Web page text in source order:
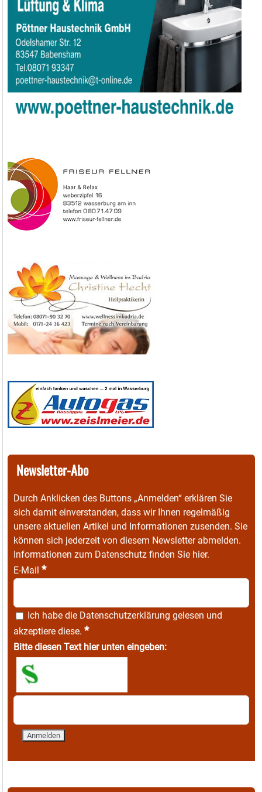
Newsletter-Abo
Durch Anklicken des Buttons „Anmelden“ erklären Sie
sich damit einverstanden, dass wir Ihnen regelmäßig
unsere aktuellen Artikel und Informationen zusenden. Sie
können sich jederzeit von diesem Newsletter abmelden.
Informationen zum Datenschutz finden Sie hier.
E-Mail *
Ich habe die Datenschutzerklärung gelesen und
akzeptiere diese. *
Bitte diesen Text hier unten eingeben: